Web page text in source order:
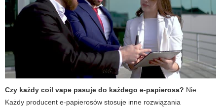
Czy każdy coil vape pasuje do każdego e-papierosa? Nie.
Każdy producent e-papierosów stosuje inne rozwiązania